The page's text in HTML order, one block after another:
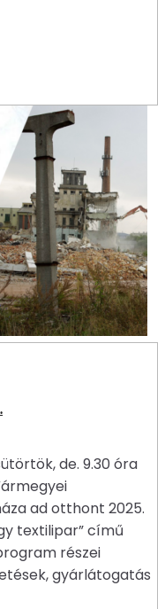
de. 9.30 óra
ad otthont 2025.
textilipar” című
részei
gyárlátogatás